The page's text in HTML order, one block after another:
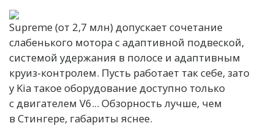
Supreme (от 2,7 млн) допускает сочетание
слабенького мотора с адаптивной подвеской,
системой удержания в полосе и адаптивным
круиз-контролем. Пусть работает так себе, зато
у Kia такое оборудование доступно только
с двигателем V6... Обзорность лучше, чем
в Стингере, габариты яснее.